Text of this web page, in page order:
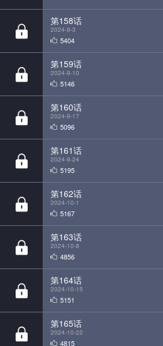
第159话
2024-9-10
5146
第160话
2024-9-17
5096
第161话
2024-9-24
5195
第162话
2024-10-1
5167
第163话
2024-10-8
4856
第164话
2024-10-15
5151
第165话
2024-10-22
4815
第166话
2024-10-29
4902